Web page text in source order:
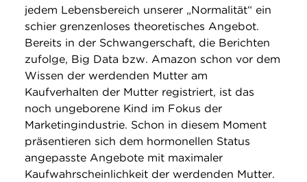
jedem Lebensbereich unserer „Normalität“ ein
schier grenzenloses theoretisches Angebot.
Bereits in der Schwangerschaft, die Berichten
zufolge, Big Data bzw. Amazon schon vor dem
Wissen der werdenden Mutter am
Kaufverhalten der Mutter registriert, ist das
noch ungeborene Kind im Fokus der
Marketingindustrie. Schon in diesem Moment
präsentieren sich dem hormonellen Status
angepasste Angebote mit maximaler
Kaufwahrscheinlichkeit der werdenden Mutter.